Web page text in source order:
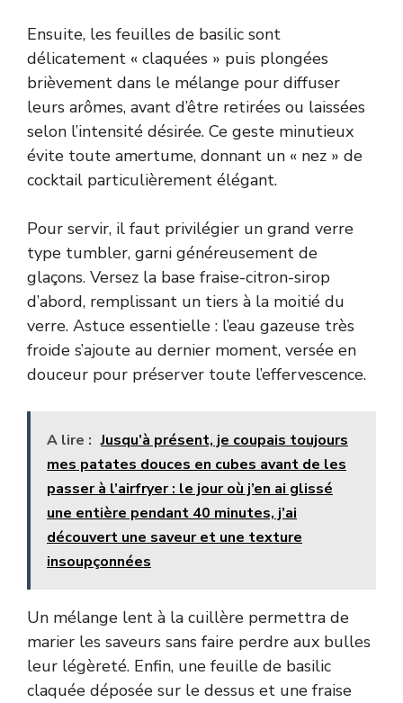
Ensuite, les feuilles de basilic sont
délicatement « claquées » puis plongées
brièvement dans le mélange pour diffuser
leurs arômes, avant d’être retirées ou laissées
selon l’intensité désirée. Ce geste minutieux
évite toute amertume, donnant un « nez » de
cocktail particulièrement élégant.
Pour servir, il faut privilégier un grand verre
type tumbler, garni généreusement de
glaçons. Versez la base fraise-citron-sirop
d’abord, remplissant un tiers à la moitié du
verre. Astuce essentielle : l’eau gazeuse très
froide s’ajoute au dernier moment, versée en
douceur pour préserver toute l’effervescence.
A lire : Jusqu’à présent, je coupais toujours
mes patates douces en cubes avant de les
passer à l’airfryer : le jour où j’en ai glissé
une entière pendant 40 minutes, j’ai
découvert une saveur et une texture
insoupçonnées
Un mélange lent à la cuillère permettra de
marier les saveurs sans faire perdre aux bulles
leur légèreté. Enfin, une feuille de basilic
claquée déposée sur le dessus et une fraise